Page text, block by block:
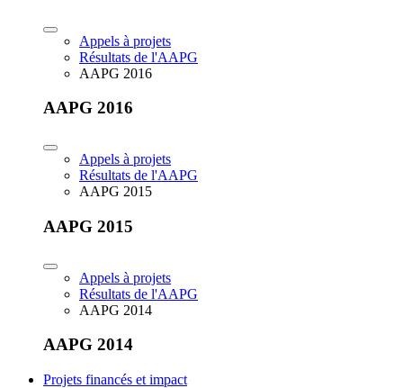
Appels à projets
Résultats de l'AAPG
AAPG 2016
AAPG 2016
Appels à projets
Résultats de l'AAPG
AAPG 2015
AAPG 2015
Appels à projets
Résultats de l'AAPG
AAPG 2014
AAPG 2014
Projets financés et impact